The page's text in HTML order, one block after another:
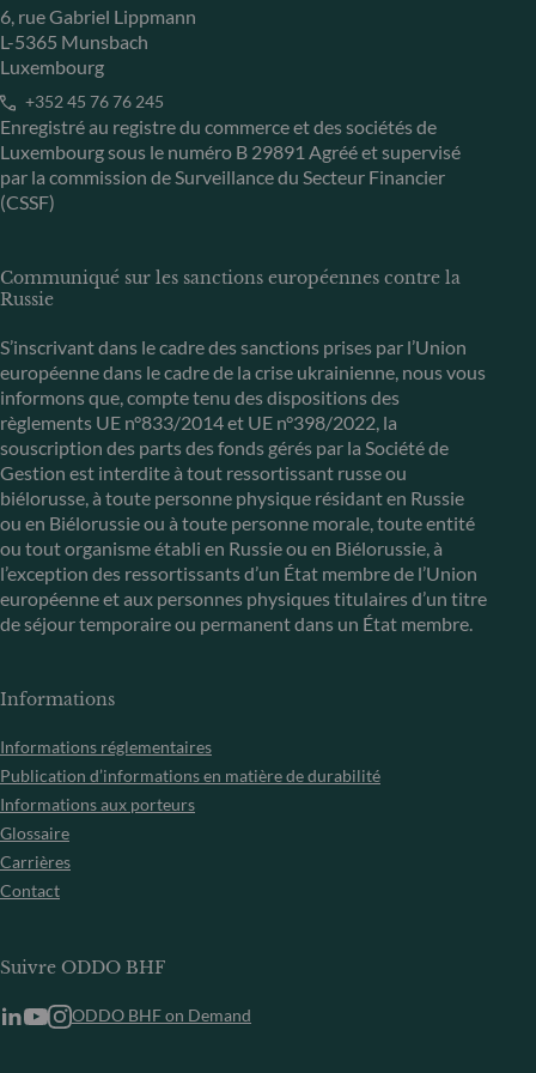
6, rue Gabriel Lippmann
L-5365 Munsbach
Luxembourg
+352 45 76 76 245
Enregistré au registre du commerce et des sociétés de
Luxembourg sous le numéro B 29891 Agréé et supervisé
par la commission de Surveillance du Secteur Financier
(CSSF)
Communiqué sur les sanctions européennes contre la
Russie
S’inscrivant dans le cadre des sanctions prises par l’Union
européenne dans le cadre de la crise ukrainienne, nous vous
informons que, compte tenu des dispositions des
règlements UE n°833/2014 et UE n°398/2022, la
souscription des parts des fonds gérés par la Société de
Gestion est interdite à tout ressortissant russe ou
biélorusse, à toute personne physique résidant en Russie
ou en Biélorussie ou à toute personne morale, toute entité
ou tout organisme établi en Russie ou en Biélorussie, à
l’exception des ressortissants d’un État membre de l’Union
européenne et aux personnes physiques titulaires d’un titre
de séjour temporaire ou permanent dans un État membre.
Informations
Informations réglementaires
Publication d’informations en matière de durabilité
Informations aux porteurs
Glossaire
Carrières
Contact
Suivre ODDO BHF
ODDO BHF on Demand